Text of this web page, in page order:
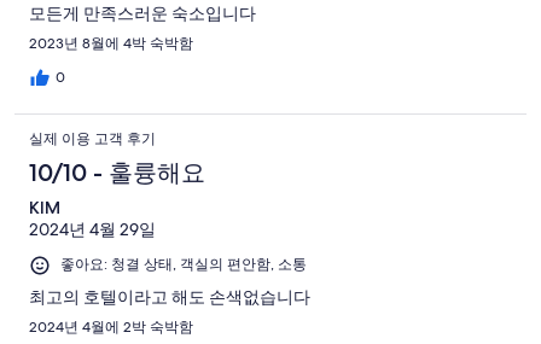
모든게 만족스러운 숙소입니다
2023년 8월에 4박 숙박함
0
실제 이용 고객 후기
10/10 - 훌륭해요
KIM
2024년 4월 29일
좋아요: 청결 상태, 객실의 편안함, 소통
최고의 호텔이라고 해도 손색없습니다
2024년 4월에 2박 숙박함